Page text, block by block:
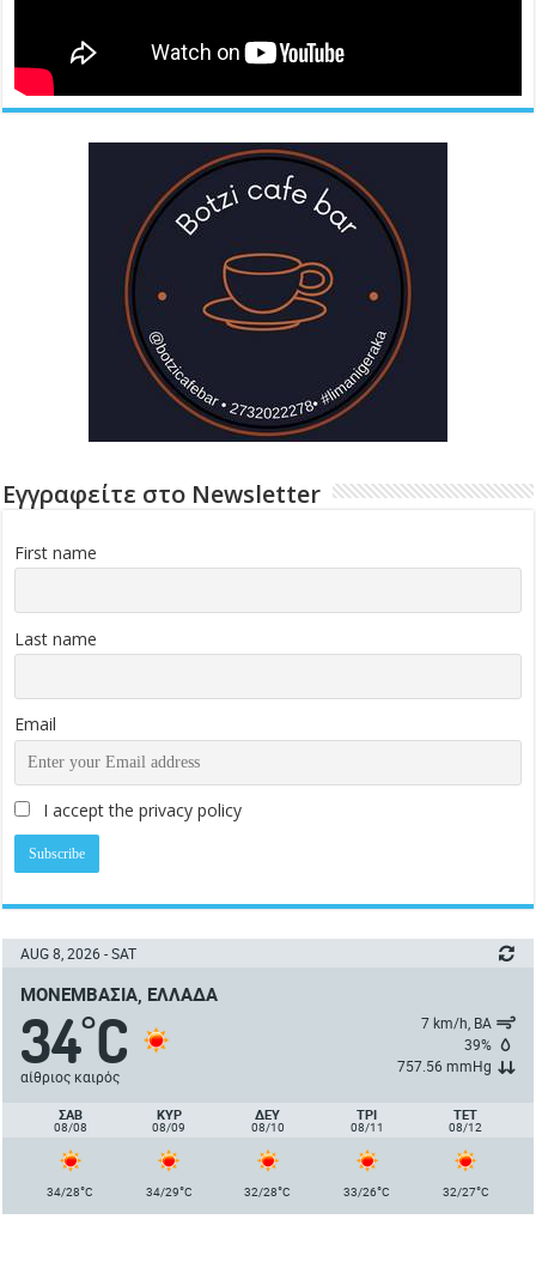
Εγγραφείτε στο Newsletter
First name
Last name
Email
I accept the privacy policy
AUG 8, 2026 - SAT
ΜΟΝΕΜΒΑΣΙΆ, ΕΛΛΆΔΑ
34°C
αίθριος καιρός
7 km/h, ΒΑ
39%
757.56 mmHg
ΣΑΒ
08/08
ΚΥΡ
08/09
ΔΕΥ
08/10
ΤΡΙ
08/11
ΤΕΤ
08/12
34/28°C 34/29°C 32/28°C 33/26°C 32/27°C